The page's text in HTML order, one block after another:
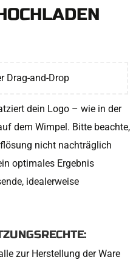
Drag-and-Drop
dein Logo – wie in der
dem Wimpel. Bitte beachte,
nicht nachträglich
optimales Ergebnis
idealerweise
zur Herstellung der Ware